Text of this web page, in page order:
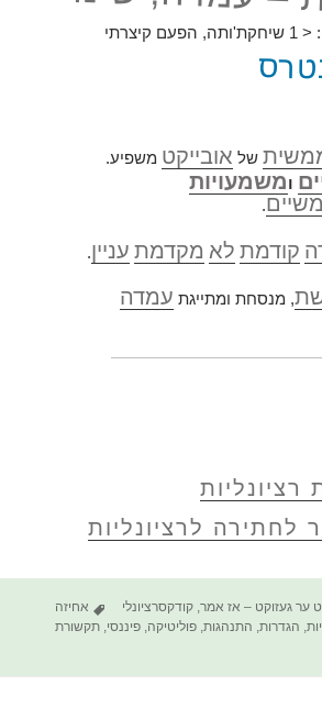
< 1 שיחקת'ותה, הפעם קיצרתי
של אובייקט משפיע.
ומשמעויות
.
קודמת לא מקדמת עניין.
, מנסחת ומתייגת עמדה
לחתירה לרציונליות
ער געזוקט – אז אמר,קודקסרציונלי תגיות
אחיזה
, הגדרות, התנהגות,פוליטיקה,פיננסי,תקשורת